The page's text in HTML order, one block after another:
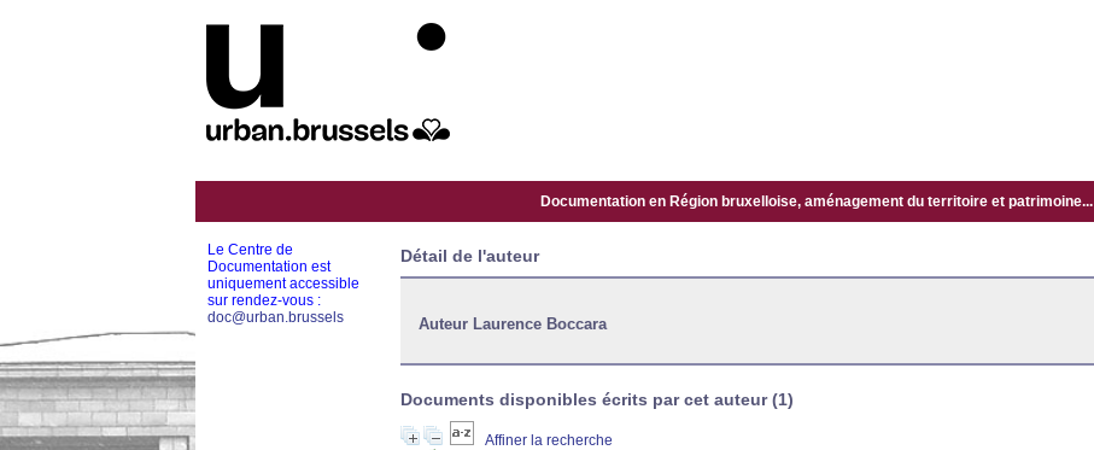
Documentation en Région bruxelloise, aménagement du territoire et patrimoine...
Détail de l'auteur
Auteur Laurence Boccara
Documents disponibles écrits par cet auteur (1)
Affiner la recherche
Le Centre de
Documentation est
uniquement accessible
sur rendez-vous :
doc@urban.brussels